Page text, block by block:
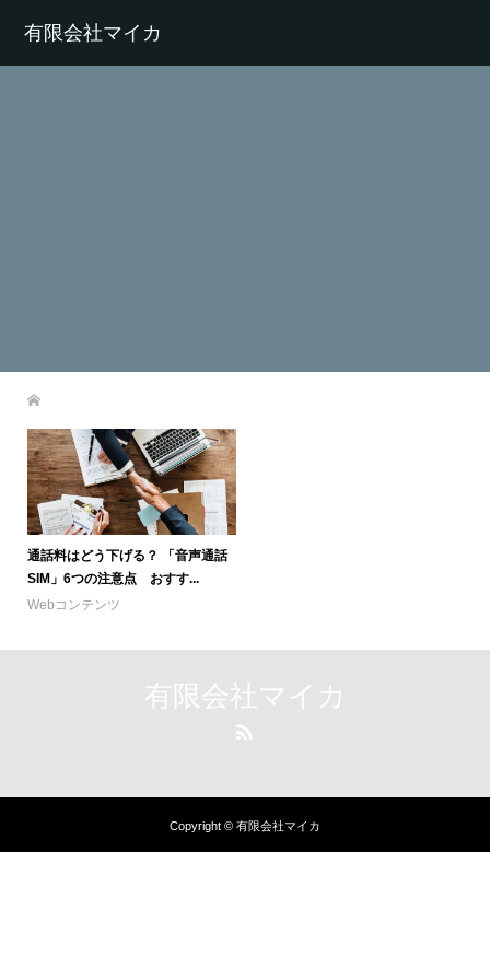
有限会社マイカ
通話料はどう下げる？ 「音声通話
SIM」6つの注意点 おすす...
Webコンテンツ
有限会社マイカ
Copyright © 有限会社マイカ